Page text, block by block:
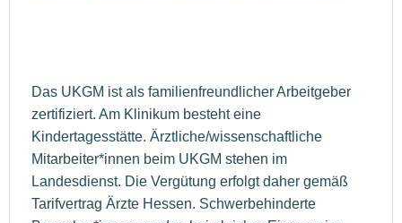
Das UKGM ist als familienfreundlicher Arbeitgeber
zertifiziert. Am Klinikum besteht eine
Kindertagesstätte. Ärztliche/wissenschaftliche
Mitarbeiter*innen beim UKGM stehen im
Landesdienst. Die Vergütung erfolgt daher gemäß
Tarifvertrag Ärzte Hessen. Schwerbehinderte